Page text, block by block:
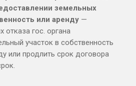
земельных
или аренду—
отказа гос. органа
участок в собственность
или продлить срок договора